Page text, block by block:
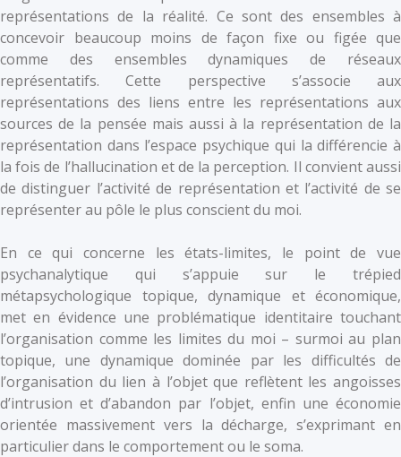
représentations de la réalité. Ce sont des ensembles à
concevoir beaucoup moins de façon fixe ou figée que
comme des ensembles dynamiques de réseaux
représentatifs. Cette perspective s’associe aux
représentations des liens entre les représentations aux
sources de la pensée mais aussi à la représentation de la
représentation dans l’espace psychique qui la différencie à
la fois de l’hallucination et de la perception. Il convient aussi
de distinguer l’activité de représentation et l’activité de se
représenter au pôle le plus conscient du moi.
En ce qui concerne les états-limites, le point de vue
psychanalytique qui s’appuie sur le trépied
métapsychologique topique, dynamique et économique,
met en évidence une problématique identitaire touchant
l’organisation comme les limites du moi – surmoi au plan
topique, une dynamique dominée par les difficultés de
l’organisation du lien à l’objet que reflètent les angoisses
d’intrusion et d’abandon par l’objet, enfin une économie
orientée massivement vers la décharge, s’exprimant en
particulier dans le comportement ou le soma.